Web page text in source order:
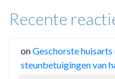
Recente
onGeschorste
steunbetuigingen van